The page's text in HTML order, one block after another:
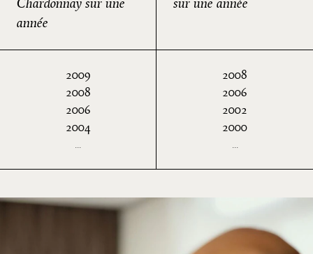
Chardonnay sur une
année
2009
2008
2006
2004
sur une année
2008
2006
2002
2000